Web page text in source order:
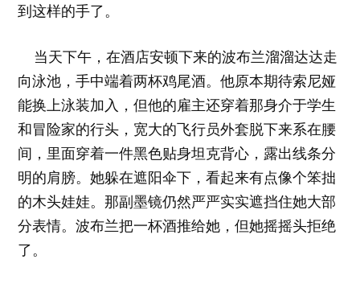
到这样的手了。
当天下午，在酒店安顿下来的波布兰溜溜达达走
向泳池，手中端着两杯鸡尾酒。他原本期待索尼娅
能换上泳装加入，但他的雇主还穿着那身介于学生
和冒险家的行头，宽大的飞行员外套脱下来系在腰
间，里面穿着一件黑色贴身坦克背心，露出线条分
明的肩膀。她躲在遮阳伞下，看起来有点像个笨拙
的木头娃娃。那副墨镜仍然严严实实遮挡住她大部
分表情。波布兰把一杯酒推给她，但她摇摇头拒绝
了。